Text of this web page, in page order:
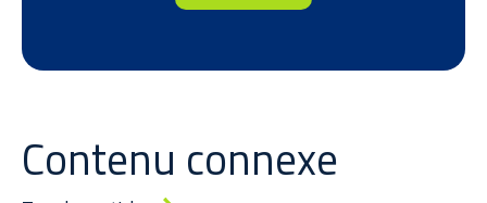
Contenu connexe